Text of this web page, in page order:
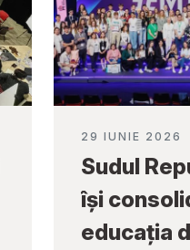
29 IUNIE 2026
Sudul
își
educația